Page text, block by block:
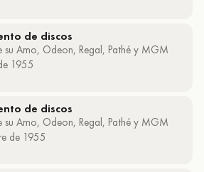
de discos
su Amo, Odeon, Regal, Pathé y MGM
1955
de discos
su Amo, Odeon, Regal, Pathé y MGM
de 1955